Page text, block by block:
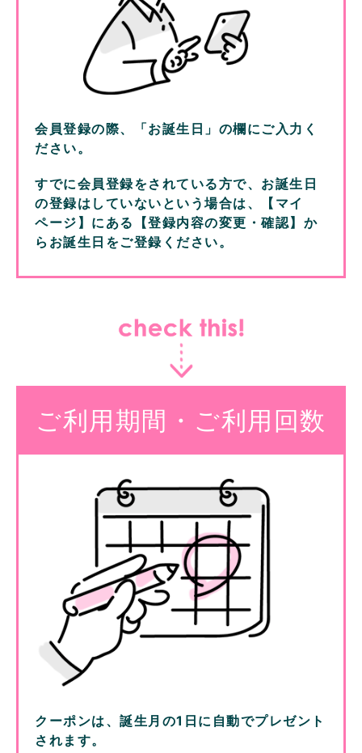
会員登録の際、「お誕生日」の欄にご入力く
ださい。
すでに会員登録をされている方で、お誕生日
の登録はしていないという場合は、【マイ
ページ】にある【登録内容の変更・確認】か
らお誕生日をご登録ください。
ご利用期間・ご利用回数
クーポンは、誕生月の1日に自動でプレゼント
されます。